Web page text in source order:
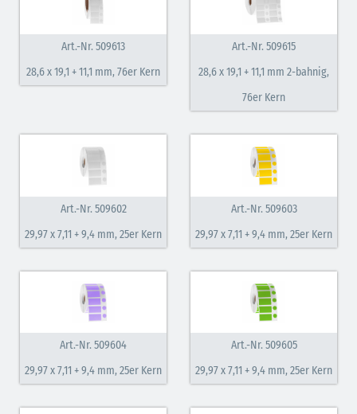
Art.-Nr. 509613
28,6 x 19,1 + 11,1 mm, 76er Kern
Art.-Nr. 509615
28,6 x 19,1 + 11,1 mm 2-bahnig,
76er Kern
Art.-Nr. 509602
29,97 x 7,11 + 9,4 mm, 25er Kern
Art.-Nr. 509603
29,97 x 7,11 + 9,4 mm, 25er Kern
Art.-Nr. 509604
29,97 x 7,11 + 9,4 mm, 25er Kern
Art.-Nr. 509605
29,97 x 7,11 + 9,4 mm, 25er Kern